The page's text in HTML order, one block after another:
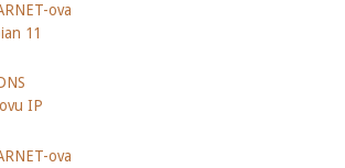
ova
11
IP
ova